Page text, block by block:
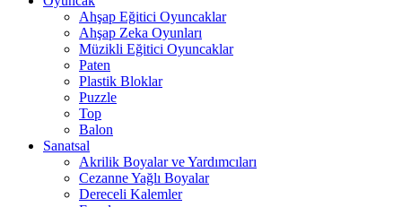
Ahşap Eğitici Oyuncaklar
Ahşap Zeka Oyunları
Müzikli Eğitici Oyuncaklar
Paten
Plastik Bloklar
Puzzle
Top
Balon
Sanatsal
Akrilik Boyalar ve Yardımcıları
Cezanne Yağlı Boyalar
Dereceli Kalemler